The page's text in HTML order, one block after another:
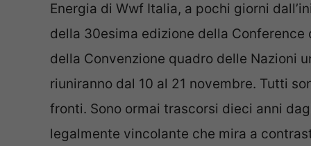
Energia di Wwf Italia, a pochi giorni
della 30esima edizione della
della Convenzione quadro delle Nazioni
riuniranno dal 10 al 21 novembre. Tutti
fronti. Sono ormai trascorsi dieci anni
legalmente vincolante che mira a